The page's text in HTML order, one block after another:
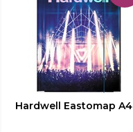
Hardwell Eastomap A4